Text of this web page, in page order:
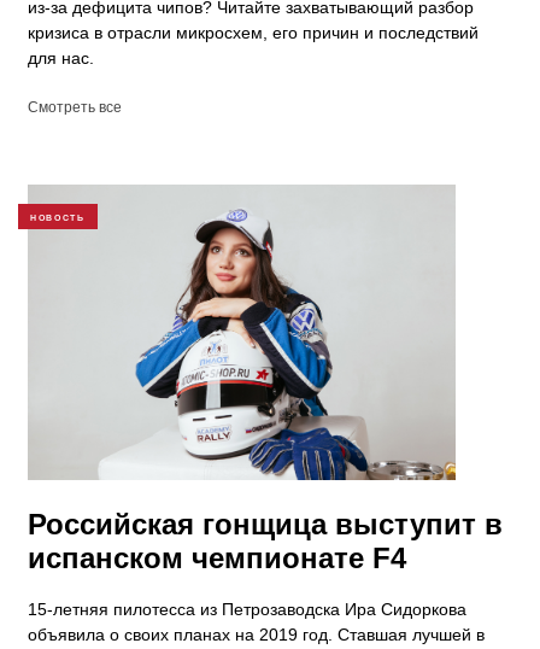
из-за дефицита чипов? Читайте захватывающий разбор
кризиса в отрасли микросхем, его причин и последствий
для нас.
Смотреть все
НОВОСТЬ
Российская гонщица выступит в
испанском чемпионате F4
15-летняя пилотесса из Петрозаводска Ира Сидоркова
объявила о своих планах на 2019 год. Ставшая лучшей в